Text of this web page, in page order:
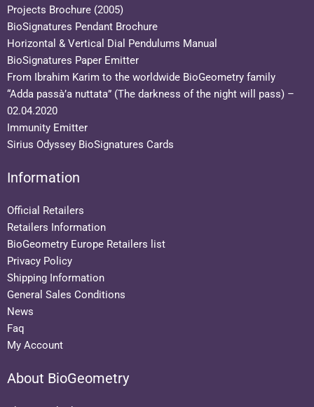
Projects Brochure (2005)
BioSignatures Pendant Brochure
Horizontal & Vertical Dial Pendulums Manual
BioSignatures Paper Emitter
From Ibrahim Karim to the worldwide BioGeometry family
“Adda passà’a nuttata” (The darkness of the night will pass) –
02.04.2020
Immunity Emitter
Sirius Odyssey BioSignatures Cards
Information
Official Retailers
Retailers Information
BioGeometry Europe Retailers list
Privacy Policy
Shipping Information
General Sales Conditions
News
Faq
My Account
About BioGeometry